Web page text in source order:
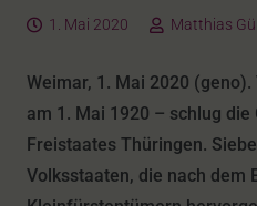
1. Mai 2020 Matthias
Weimar, 1. Mai 2020
am 1. Mai 1920 – schlug
Freistaates Thüringen.
Volksstaaten, die nach dem